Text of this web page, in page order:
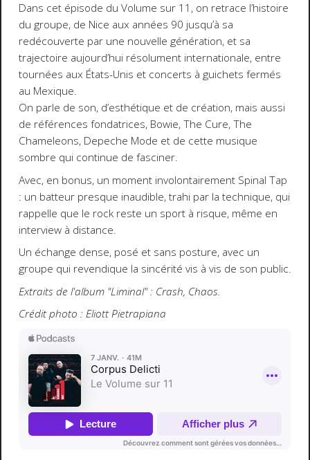
Dans cet épisode du Volume sur 11, on retrace l’histoire
du groupe, de Nice aux années 90 jusqu’à sa
redécouverte par une nouvelle génération, et sa
trajectoire aujourd’hui résolument internationale, entre
tournées aux États-Unis et concerts à guichets fermés
au Mexique.
On parle de son, d’esthétique et de création, mais aussi
de références fondatrices, Bowie, The Cure, The
Chameleons, Depeche Mode et de cette musique
sombre qui continue de fasciner.
Avec, en bonus, un moment involontairement Spinal Tap
: un batteur presque inaudible, trahi par la technique, qui
rappelle que le rock reste un sport à risque, même en
interview à distance.
Un échange dense, posé et sans posture, avec un
groupe qui revendique la sincérité vis à vis de son public.
Extraits de l'album "Liminal" : Crash, Chaos.
Crédit photo : Eliott Pietrapiana